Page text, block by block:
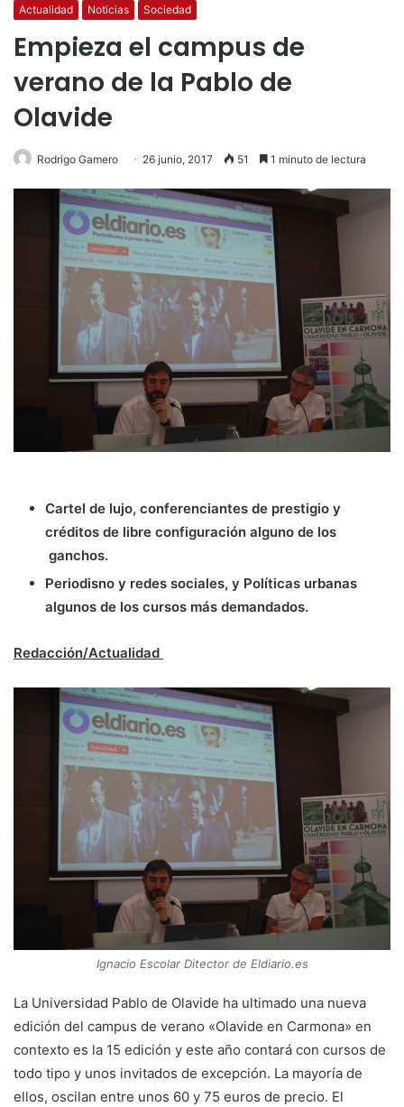
Actualidad Noticias Sociedad
Empieza el campus de
verano de la Pablo de
Olavide
Rodrigo Gamero 26 junio, 2017 51 1 minuto de lectura
Cartel de lujo, conferenciantes de prestigio y
créditos de libre configuración alguno de los
ganchos.
Periodisno y redes sociales, y Políticas urbanas
algunos de los cursos más demandados.
Redacción/Actualidad
Ignacio Escolar Ditector de Eldiario.es
La Universidad Pablo de Olavide ha ultimado una nueva
edición del campus de verano «Olavide en Carmona» en
contexto es la 15 edición y este año contará con cursos de
todo tipo y unos invitados de excepción. La mayoría de
ellos, oscilan entre unos 60 y 75 euros de precio. El